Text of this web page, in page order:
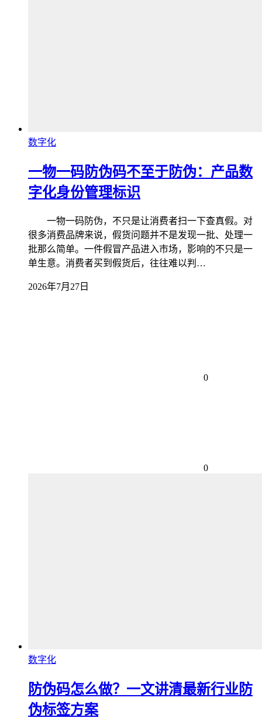
数字化
一物一码防伪码不至于防伪：产品数
字化身份管理标识
一物一码防伪，不只是让消费者扫一下查真假。对
很多消费品牌来说，假货问题并不是发现一批、处理一
批那么简单。一件假冒产品进入市场，影响的不只是一
单生意。消费者买到假货后，往往难以判…
2026年7月27日
0
0
数字化
防伪码怎么做？一文讲清最新行业防
伪标签方案